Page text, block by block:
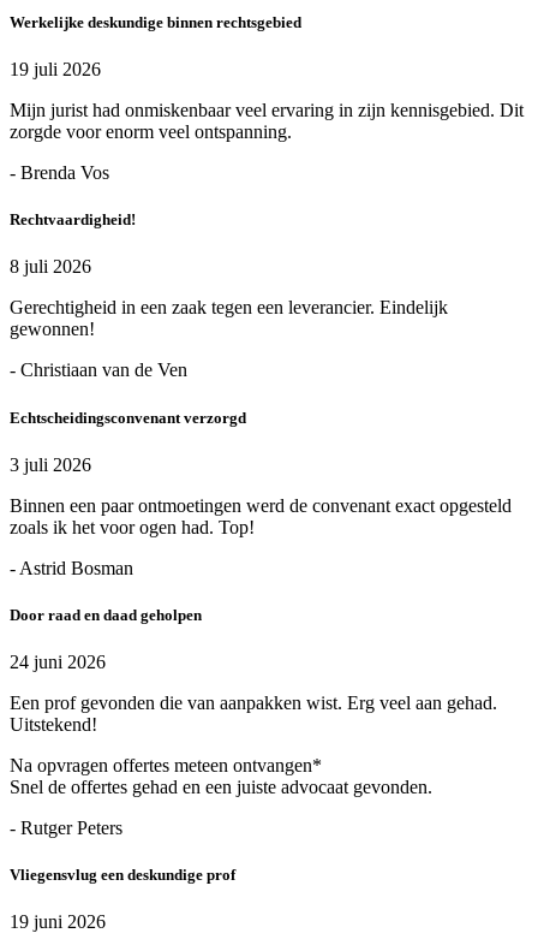
Werkelijke deskundige binnen rechtsgebied
19 juli 2026
Mijn jurist had onmiskenbaar veel ervaring in zijn kennisgebied. Dit
zorgde voor enorm veel ontspanning.
- Brenda Vos
Rechtvaardigheid!
8 juli 2026
Gerechtigheid in een zaak tegen een leverancier. Eindelijk
gewonnen!
- Christiaan van de Ven
Echtscheidingsconvenant verzorgd
3 juli 2026
Binnen een paar ontmoetingen werd de convenant exact opgesteld
zoals ik het voor ogen had. Top!
- Astrid Bosman
Door raad en daad geholpen
24 juni 2026
Een prof gevonden die van aanpakken wist. Erg veel aan gehad.
Uitstekend!
Na opvragen offertes meteen ontvangen*
Snel de offertes gehad en een juiste advocaat gevonden.
- Rutger Peters
Vliegensvlug een deskundige prof
19 juni 2026